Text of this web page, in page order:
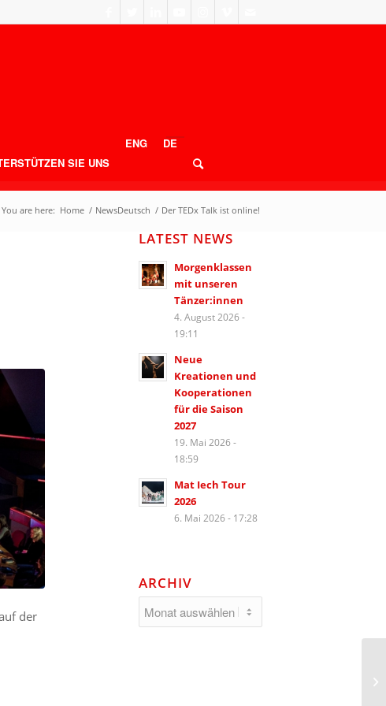
SIE UNS
ENG DE
You are here: Home / NewsDeutsch / Der TEDx Talk ist online!
der
LATEST NEWS
Morgenklassen
mit unseren
Tänzer:innen
4. August 2026 -
19:11
Neue
Kreationen und
Kooperationen
für die Saison
2027
19. Mai 2026 -
18:59
Mat Iech Tour
2026
6. Mai 2026 - 17:28
ARCHIV